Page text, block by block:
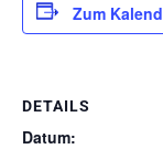
Zum
DETAILS
Datum: